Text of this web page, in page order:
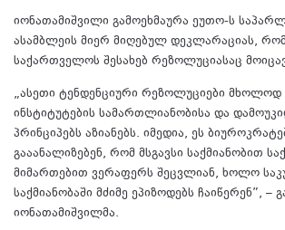
იონათამიშვილი გამოეხმაურა ეუთო-ს
ასამბლეის მიერ მიღებულ დეკლარაციას,
საქართველოს შესახებ რეზოლუციასაც
„ასეთი ტენდენციური რეზოლუციები
ინსტიტუტების სამართლიანობისა და
პრინციპებს აზიანებს. იმედია, ეს
გააანალიზებენ, რომ მსგავსი საქმიანობით
მიმართებით ვერაფერს შეცვლიან, ხოლო
საქმიანობაში მძიმე ეპიზოდებს ჩაიწერენ”, –
იონათამიშვილმა.